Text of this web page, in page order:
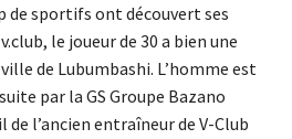
de sportifs ont découvert ses
le joueur de 30 a bien une
de Lubumbashi. L’homme est
par la GS Groupe Bazano
de l’ancien entraîneur de V-Club